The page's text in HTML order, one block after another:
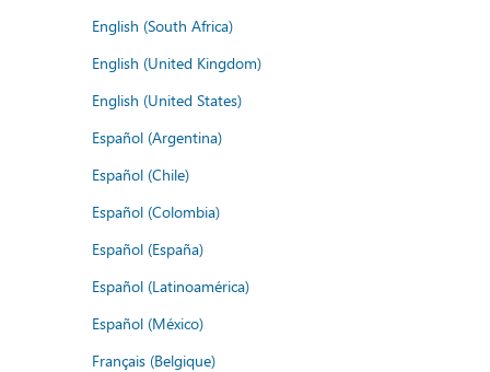
English (South Africa)
English (United Kingdom)
English (United States)
Español (Argentina)
Español (Chile)
Español (Colombia)
Español (España)
Español (Latinoamérica)
Español (México)
Français (Belgique)